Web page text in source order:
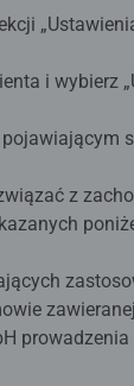
i wybierz
z